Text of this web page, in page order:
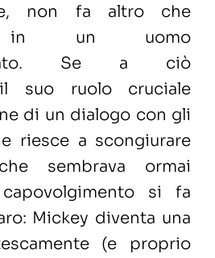
non fa altro che
in un uomo
Se a ciò
il suo ruolo cruciale
di un dialogo con gli
riesce a scongiurare
sembrava ormai
si fa
Mickey diventa una
(e proprio